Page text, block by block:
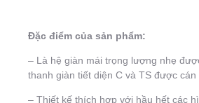
Đặc điểm của sản phẩm:
– Là hệ giàn mái trọng lượng nhẹ
thanh giàn tiết diện C và TS được
– Thiết kế thích hợp với hầu hết các